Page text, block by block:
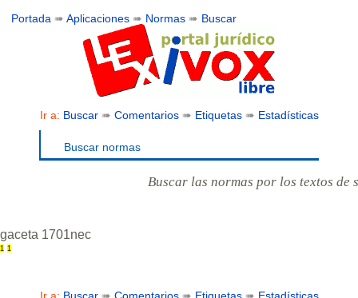
Portada ➠Aplicaciones ➠ Normas ➠ Buscar
Ir a: Buscar➠ Comentarios➠ Etiquetas➠ Estadísticas
Buscar normas
Buscar las normas por los textos de
gaceta 1701nec
1 1